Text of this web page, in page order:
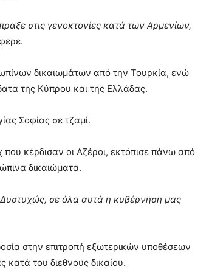
στις γενοκτονίες κατά των Αρμενίων,
δικαιωμάτων από την Τουρκία, ενώ
της Κύπρου και της Ελλάδας.
Σοφίας σε τζαμί.
κέρδισαν οι Αζέροι, εκτόπισε πάνω από
δικαιώματα.
σε όλα αυτά η κυβέρνηση μας
στην επιτροπή εξωτερικών υποθέσεων
κατά του διεθνούς δικαίου.